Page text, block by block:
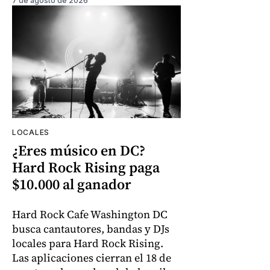
LOCALES
¿Eres músico en DC?
Hard Rock Rising paga
$10.000 al ganador
Hard Rock Cafe Washington DC
busca cantautores, bandas y DJs
locales para Hard Rock Rising.
Las aplicaciones cierran el 18 de